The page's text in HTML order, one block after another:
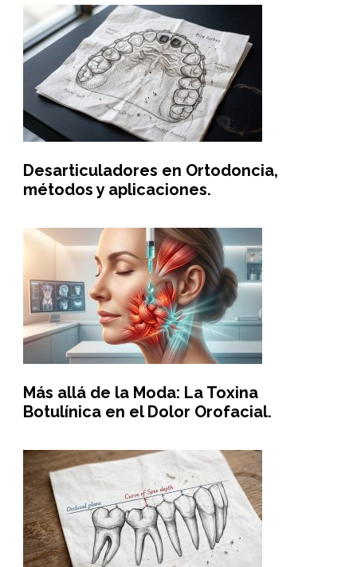
Desarticuladores en Ortodoncia,
métodos y aplicaciones.
Más allá de la Moda: La Toxina
Botulínica en el Dolor Orofacial.